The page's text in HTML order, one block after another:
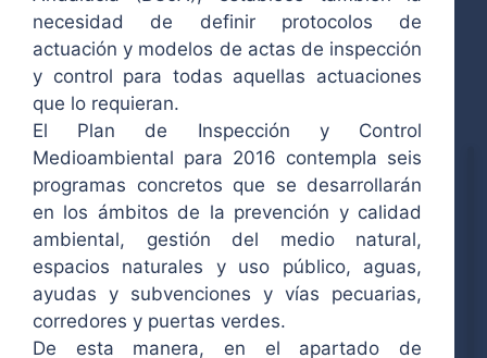
necesidad de definir protocolos de
actuación y modelos de actas de inspección
y control para todas aquellas actuaciones
que lo requieran.
El Plan de Inspección y Control
Medioambiental para 2016 contempla seis
programas concretos que se desarrollarán
en los ámbitos de la prevención y calidad
ambiental, gestión del medio natural,
espacios naturales y uso público, aguas,
ayudas y subvenciones y vías pecuarias,
corredores y puertas verdes.
De esta manera, en el apartado de